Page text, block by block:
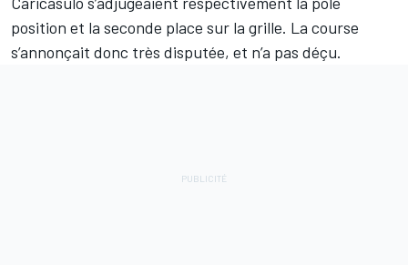
position et la seconde place sur la grille. La course
s’annonçait donc très disputée, et n’a pas déçu.